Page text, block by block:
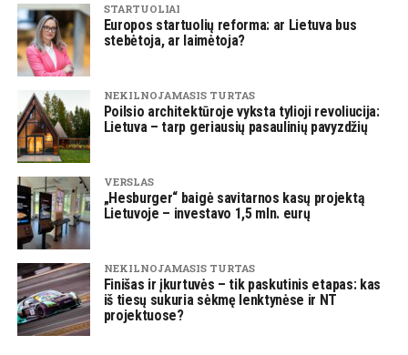
STARTUOLIAI
Europos startuolių reforma: ar Lietuva bus
stebėtoja, ar laimėtoja?
NEKILNOJAMASIS TURTAS
Poilsio architektūroje vyksta tylioji revoliucija:
Lietuva – tarp geriausių pasaulinių pavyzdžių
VERSLAS
„Hesburger“ baigė savitarnos kasų projektą
Lietuvoje – investavo 1,5 mln. eurų
NEKILNOJAMASIS TURTAS
Finišas ir įkurtuvės – tik paskutinis etapas: kas
iš tiesų sukuria sėkmę lenktynėse ir NT
projektuose?